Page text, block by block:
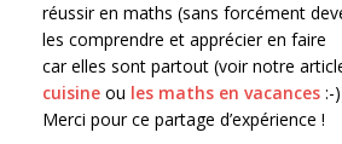
réussir en maths (sans forcément
les comprendre et apprécier en faire
car elles sont partout (voir notre
cuisine ou les maths en vacances :-
Merci pour ce partage d’expérience !